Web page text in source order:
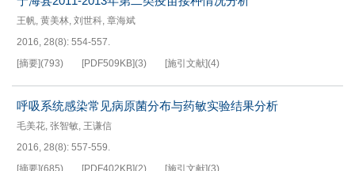
王帆, 黄美林, 刘世科, 章海斌
2016, 28(8): 554-557.
[摘要](793) [PDF509KB](3) [施引文献](4)
呼吸系统感染常见病原菌分布与药敏实验结果分析
毛美花, 张智敏, 王谦信
2016, 28(8): 557-559.
[摘要](685) [PDF402KB](2) [施引文献](3)